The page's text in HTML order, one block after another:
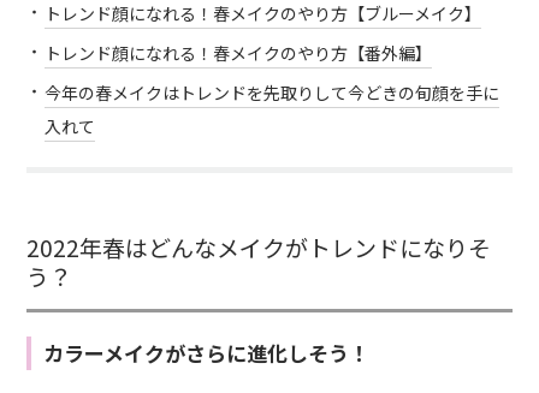
トレンド顔になれる！春メイクのやり方【ブルーメイク】
トレンド顔になれる！春メイクのやり方【番外編】
今年の春メイクはトレンドを先取りして今どきの旬顔を手に
入れて
2022年春はどんなメイクがトレンドになりそ
う？
カラーメイクがさらに進化しそう！